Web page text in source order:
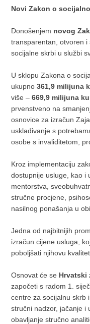
Novi Zakon o
Donošenjem novog
transparentan, otvoren
socijalne skrbi u službi
U sklopu Zakona o
ukupno361,9 milijuna
više –669,9 milijuna
prvenstveno na
osnovice za izračun
usklađivanje s
osobe s invaliditetom,
Kroz implementaciju
dostupnije usluge, kao i
mentorstva,
stručne procjene,
nasilnog ponašanja u
Jedna od najbitnijih
izračun cijene usluga,
poboljšati njihovu
Osnovat će se Hrvatski
započeti s radom 1.
centre za socijalnu skrb
stručni nadzor, jačanje i
obavljanje stručno